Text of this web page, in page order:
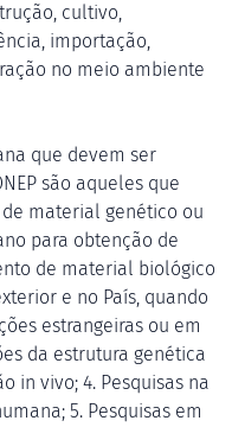
cultivo,
importação,
no meio ambiente
que devem ser
são aqueles que
material genético ou
para obtenção de
de material biológico
e no País, quando
estrangeiras ou em
da estrutura genética
in vivo; 4. Pesquisas na
5. Pesquisas em